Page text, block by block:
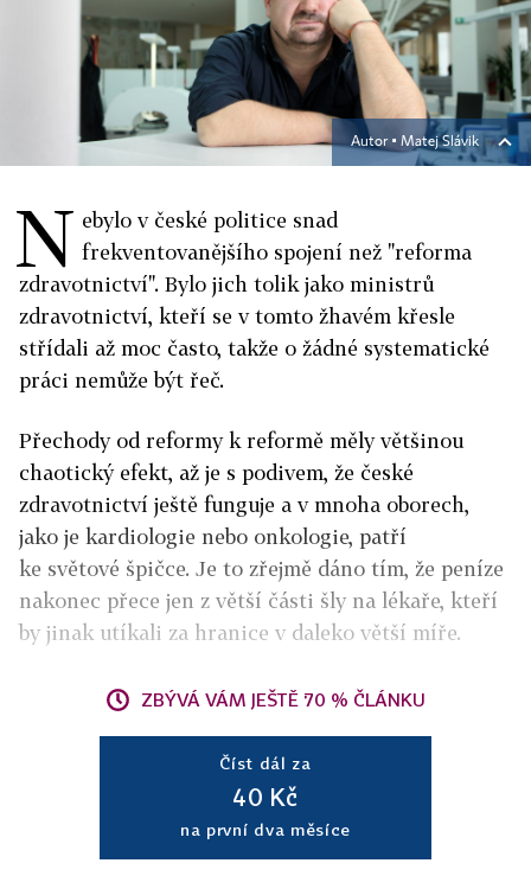
Autor ▪ Matej Slávik
N ebylo v české politice snad
frekventovanějšího spojení než "reforma
zdravotnictví". Bylo jich tolik jako ministrů
zdravotnictví, kteří se v tomto žhavém křesle
střídali až moc často, takže o žádné systematické
práci nemůže být řeč.
Přechody od reformy k reformě měly většinou
chaotický efekt, až je s podivem, že české
zdravotnictví ještě funguje a v mnoha oborech,
jako je kardiologie nebo onkologie, patří
ke světové špičce. Je to zřejmě dáno tím, že peníze
nakonec přece jen z větší části šly na lékaře, kteří
by jinak utíkali za hranice v daleko větší míře.
ZBÝVÁ VÁM JEŠTĚ 70 % ČLÁNKU
Číst dál za
40 Kč
na první dva měsíce